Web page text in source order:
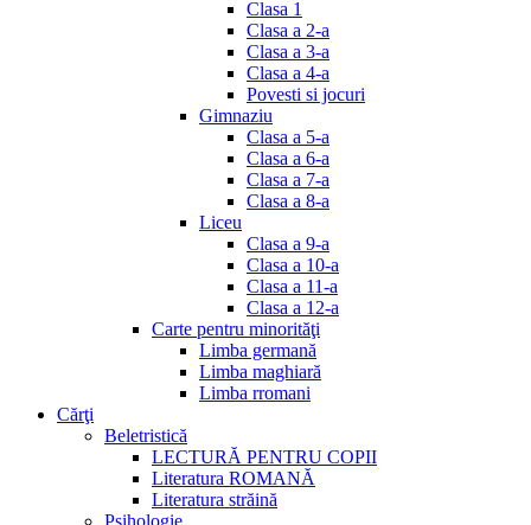
Clasa 1
Clasa a 2-a
Clasa a 3-a
Clasa a 4-a
Povesti si jocuri
Gimnaziu
Clasa a 5-a
Clasa a 6-a
Clasa a 7-a
Clasa a 8-a
Liceu
Clasa a 9-a
Clasa a 10-a
Clasa a 11-a
Clasa a 12-a
Carte pentru minorităţi
Limba germană
Limba maghiară
Limba rromani
Cărţi
Beletristică
LECTURĂ PENTRU COPII
Literatura ROMANĂ
Literatura străină
Psihologie